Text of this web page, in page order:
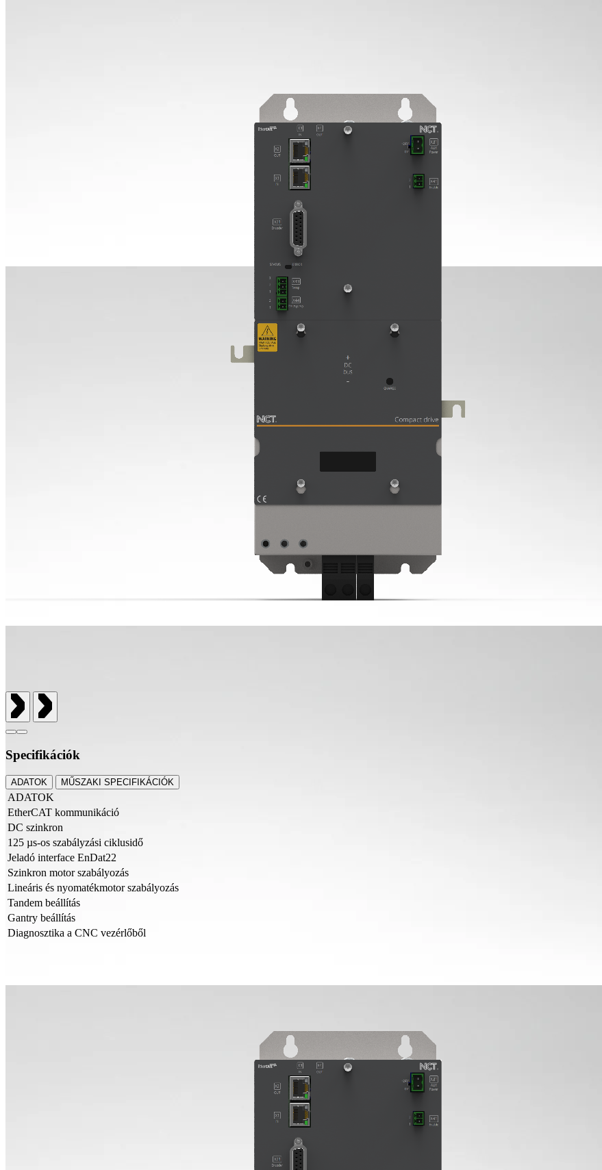
Specifikációk
ADATOK MŰSZAKI SPECIFIKÁCIÓK
ADATOK
EtherCAT kommunikáció
DC szinkron
125 µs-os szabályzási ciklusidő
Jeladó interface EnDat22
Szinkron motor szabályozás
Lineáris és nyomatékmotor szabályozás
Tandem beállítás
Gantry beállítás
Diagnosztika a CNC vezérlőből